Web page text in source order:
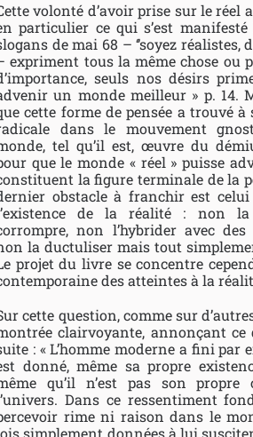
volonté d’avoir prise sur le réel
particulier ce qui s’est
de mai 68 – ‘’soyez réalistes,
expriment tous la même chose ou
seuls nos désirs
un monde meilleur » p. 14.
cette forme de pensée a trouvé à
dans le mouvement
tel qu’il est, œuvre du
que le monde « réel » puisse
la figure terminale de la
obstacle à franchir est
de la réalité : non
non l’hybrider avec
la ductuliser mais tout
projet du livre se concentre
des atteintes à la
cette question, comme sur
clairvoyante, annonçant
: « L’homme moderne a fini par
donné, même sa propre
qu’il n’est pas son
Dans ce ressentiment
rime ni raison dans le